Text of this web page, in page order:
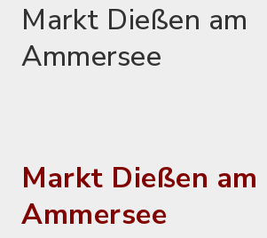
Markt Dießen am
Ammersee
Markt Dießen am
Ammersee